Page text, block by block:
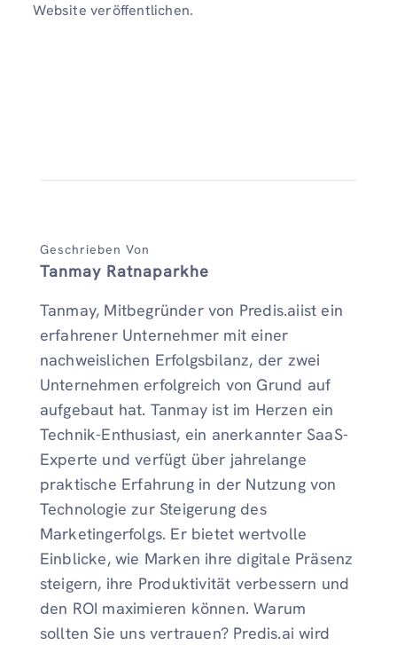
Website veröffentlichen.
Geschrieben Von
Tanmay Ratnaparkhe
Tanmay, Mitbegründer von Predis.aiist ein
erfahrener Unternehmer mit einer
nachweislichen Erfolgsbilanz, der zwei
Unternehmen erfolgreich von Grund auf
aufgebaut hat. Tanmay ist im Herzen ein
Technik-Enthusiast, ein anerkannter SaaS-
Experte und verfügt über jahrelange
praktische Erfahrung in der Nutzung von
Technologie zur Steigerung des
Marketingerfolgs. Er bietet wertvolle
Einblicke, wie Marken ihre digitale Präsenz
steigern, ihre Produktivität verbessern und
den ROI maximieren können. Warum
sollten Sie uns vertrauen? Predis.ai wird